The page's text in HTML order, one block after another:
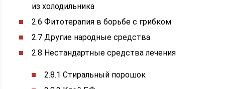
из холодильника
2.6 Фитотерапия в борьбе с грибком
2.7 Другие народные средства
2.8 Нестандартные средства лечения
2.8.1 Стиральный порошок